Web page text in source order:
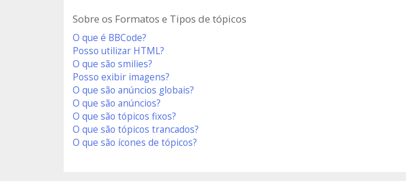
Sobre os Formatos e Tipos de tópicos
O que é BBCode?
Posso utilizar HTML?
O que são smilies?
Posso exibir imagens?
O que são anúncios globais?
O que são anúncios?
O que são tópicos fixos?
O que são tópicos trancados?
O que são ícones de tópicos?